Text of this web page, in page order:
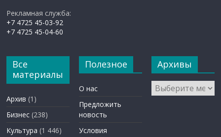
Рекламная служба:
+7 4725 45-03-92
+7 4725 45-04-60
Все
материалы
Архив (1)
Бизнес (238)
Культура (1 446)
Полезное
О нас
Предложить
новость
Условия
Архивы
Архивы